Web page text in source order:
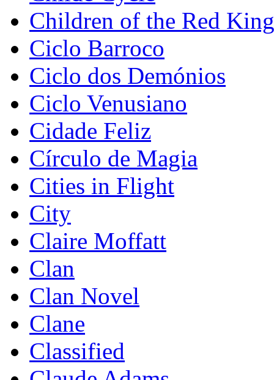
Children of the Red King
Ciclo Barroco
Ciclo dos Demónios
Ciclo Venusiano
Cidade Feliz
Círculo de Magia
Cities in Flight
City
Claire Moffatt
Clan
Clan Novel
Clane
Classified